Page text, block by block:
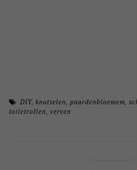
DIY,knutselen,paardenbloemem,
toiletrollen, verven